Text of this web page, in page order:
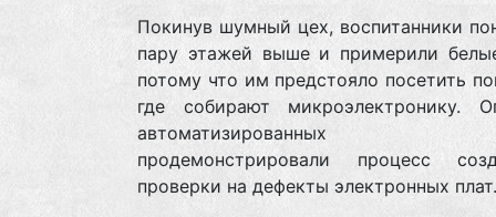
Покинув шумный цех, воспитанники
пару этажей выше и примерили
потому что им предстояло посетить
где собирают микроэлектронику.
автоматизированных
продемонстрировали процесс
проверки на дефекты электронных плат.